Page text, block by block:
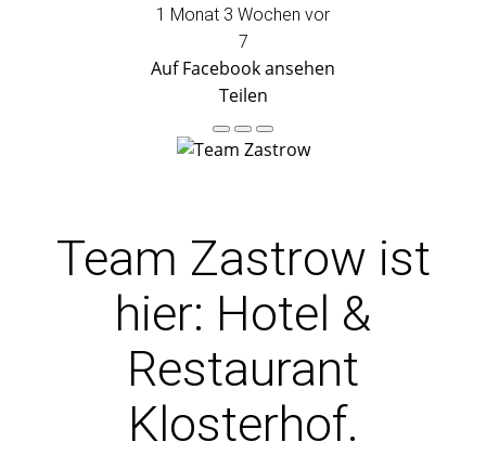
1 Monat 3 Wochen vor
7
Auf Facebook ansehen
Teilen
Team Zastrow ist
hier: Hotel &
Restaurant
Klosterhof.